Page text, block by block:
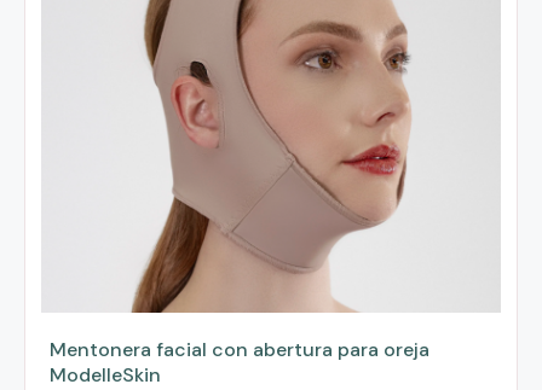
Mentonera facial con abertura para oreja
ModelleSkin